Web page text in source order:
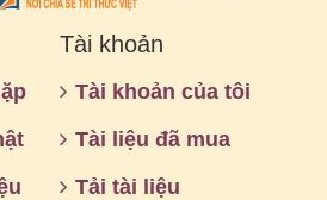
Tài khoản
Tài khoản của tôi
Tài liệu đã mua
Tải tài liệu